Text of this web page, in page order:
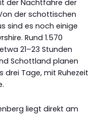
der Nachtfähre der
der schottischen
sind es noch einige
Rund 1.570
21–23 Stunden
Schottland planen
drei Tage, mit Ruhezeit
liegt direkt am